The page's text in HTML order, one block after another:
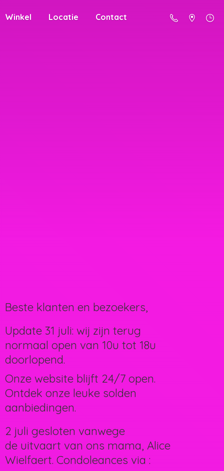
Winkel Locatie Contact
Beste klanten en bezoekers,
Update 31 juli: wij zijn terug
normaal open van 10u tot 18u
doorlopend.
Onze website blijft 24/7 open.
Ontdek onze leuke solden
aanbiedingen.
2 juli gesloten vanwege
de uitvaart van ons mama, Alice
Wielfaert. Condoleances via :